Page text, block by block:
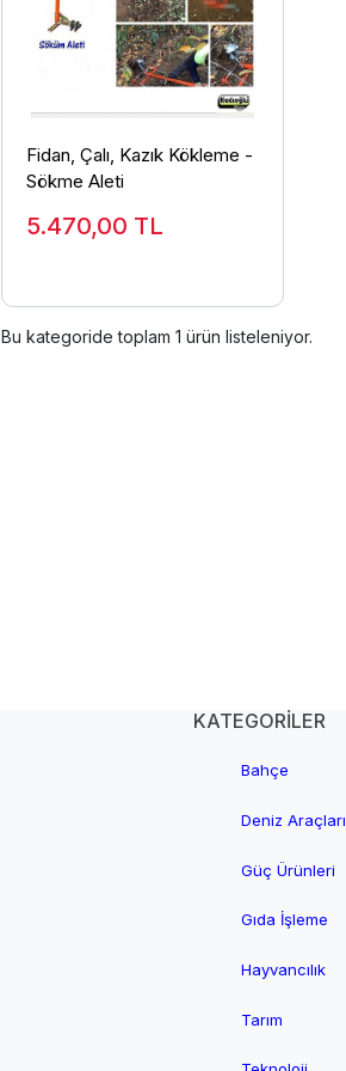
Fidan, Çalı, Kazık Kökleme -
Sökme Aleti
5.470,00 TL
Bu kategoride toplam 1 ürün listeleniyor.
KATEGORİLER
Bahçe
Deniz Araçları
Güç Ürünleri
Gıda İşleme
Hayvancılık
Tarım